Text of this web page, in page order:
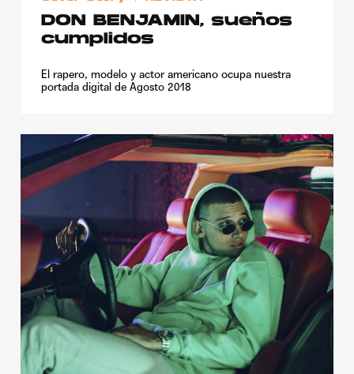
DON BENJAMIN, sueños
cumplidos
El rapero, modelo y actor americano ocupa nuestra
portada digital de Agosto 2018